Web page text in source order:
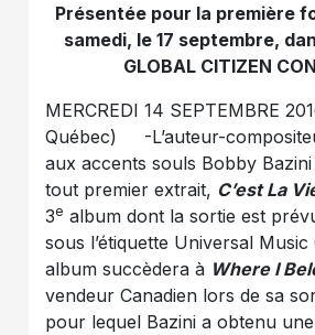
Présentée pour la première
samedi, le 17 septembre,
GLOBAL CITIZEN
MERCREDI 14 SEPTEMBRE
Québec) -L’auteur-
aux accents souls Bobby
tout premier extrait, C’est La
3e album dont la sortie est
sous l’étiquette Universal
album succèdera à Where I
vendeur Canadien lors de sa
pour lequel Bazini a obtenu